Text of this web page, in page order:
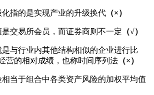
指的是实现产业的升级换代 （×）
交易所会员，而证券商则不一定 （√）
与行业内其他结构相似的企业进行比
营的相对成绩，也称时间序列法 （×）
当于组合中各类资产风险的加权平均值